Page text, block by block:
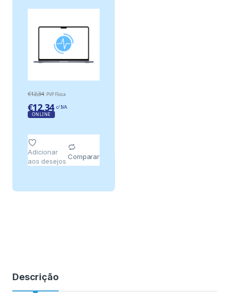
€12,34 PVP Física
€12,34 c/ IVA
ONLINE
Adicionar
aos desejos
Comparar
Descrição